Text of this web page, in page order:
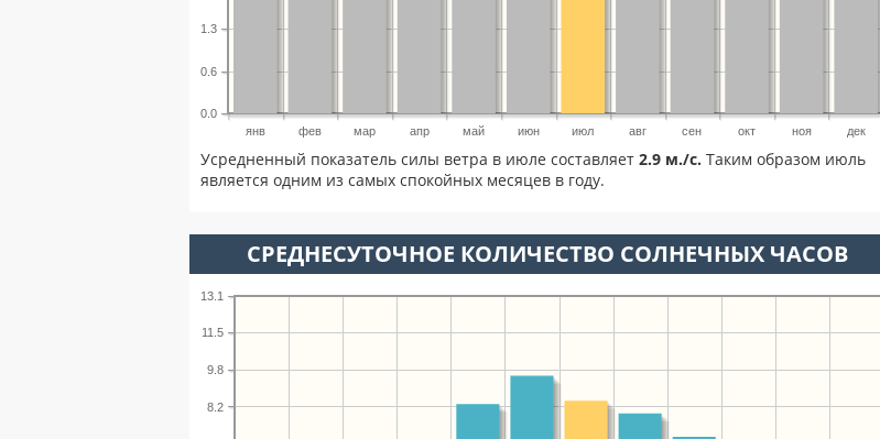
янв фев мар апр май июн июл авг сен окт ноя дек
0.0
0.6
1.3
Усредненный показатель силы ветра в июле составляет 2.9 м./с. Таким образом июль
является одним из самых спокойных месяцев в году.
СРЕДНЕСУТОЧНОЕ КОЛИЧЕСТВО СОЛНЕЧНЫХ ЧАСОВ
8.2
9.8
11.5
13.1